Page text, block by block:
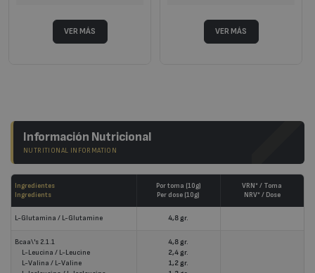
Información Nutricional
NUTRITIONAL INFORMATION
Ingredientes
Ingredients
Por toma (10g)
Per dose (10g)
VRN* / Toma
NRV* / Dose
L-Glutamina / L-Glutamine 4,8 gr.
Bcaa\'s 2.1.1
L-Leucina / L-Leucine
L-Valina / L-Valine
4,8 gr.
2,4 gr.
1,2 gr.